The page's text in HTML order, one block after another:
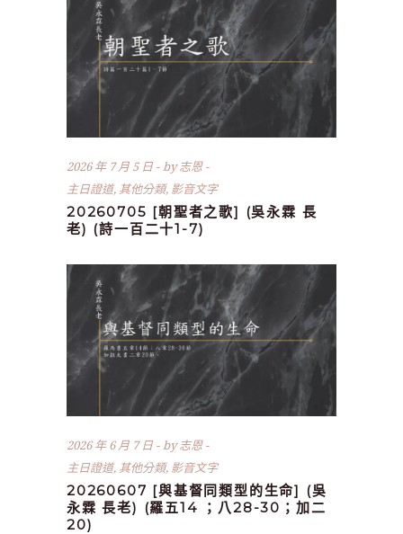
2026 年 7 月 5 日 by志恩
主日證道, 其他分類, 影音文字
20260705 [朝聖者之歌] (吳永霖 長
老) (詩一百二十1-7)
2026 年 6 月 7 日 by志恩
主日證道, 其他分類, 影音文字
20260607 [與基督同類型的生命] (吳
永霖 長老) (羅五14 ；八28-30；加二
20)